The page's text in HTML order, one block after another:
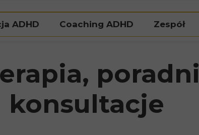
ADHD Coaching ADHD Zespół
konsultacje